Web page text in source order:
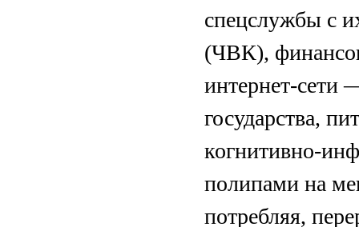
спецслужбы с
(ЧВК),
интернет-сети
государства,
когнитивно-
полипами на
потребляя,